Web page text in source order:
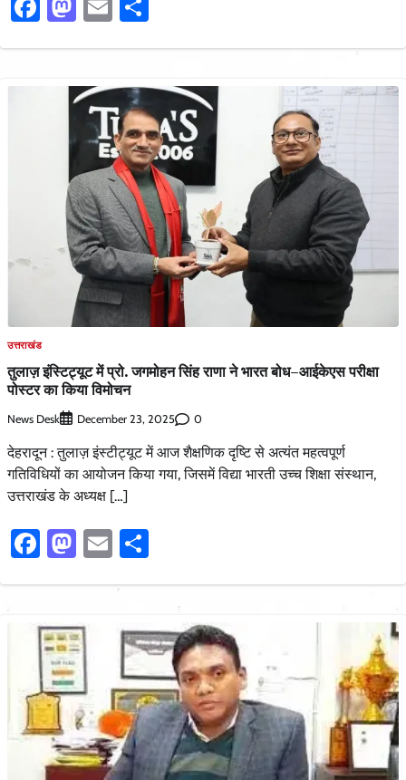
उत्तराखंड
तुलाज़ इंस्टिट्यूट में प्रो. जगमोहन सिंह राणा ने भारत बोध–आईकेएस परीक्षा
पोस्टर का किया विमोचन
News Desk December 23, 2025 0
देहरादून : तुलाज़ इंस्टीट्यूट में आज शैक्षणिक दृष्टि से अत्यंत महत्वपूर्ण
गतिविधियों का आयोजन किया गया, जिसमें विद्या भारती उच्च शिक्षा संस्थान,
उत्तराखंड के अध्यक्ष […]
Facebook
Mastodon
Email